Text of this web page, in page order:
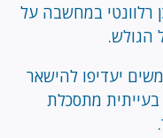
רלוונטי במחשבה על
הגולש.
יעדיפו להישאר
מתסכלת